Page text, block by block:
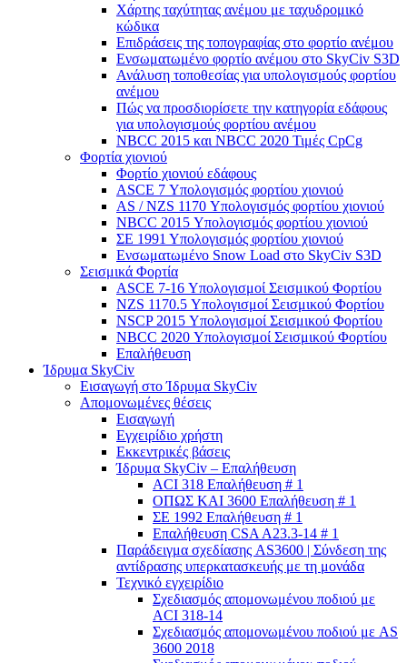
Χάρτης ταχύτητας ανέμου με ταχυδρομικό
κώδικα
Επιδράσεις της τοπογραφίας στο φορτίο ανέμου
Ενσωματωμένο φορτίο ανέμου στο SkyCiv S3D
Ανάλυση τοποθεσίας για υπολογισμούς φορτίου
ανέμου
Πώς να προσδιορίσετε την κατηγορία εδάφους
για υπολογισμούς φορτίου ανέμου
NBCC 2015 και NBCC 2020 Τιμές CpCg
Φορτία χιονιού
Φορτίο χιονιού εδάφους
ASCE 7 Υπολογισμός φορτίου χιονιού
AS / NZS 1170 Υπολογισμός φορτίου χιονιού
NBCC 2015 Υπολογισμός φορτίου χιονιού
ΣΕ 1991 Υπολογισμός φορτίου χιονιού
Ενσωματωμένο Snow Load στο SkyCiv S3D
Σεισμικά Φορτία
ASCE 7-16 Υπολογισμοί Σεισμικού Φορτίου
NZS 1170.5 Υπολογισμοί Σεισμικού Φορτίου
NSCP 2015 Υπολογισμοί Σεισμικού Φορτίου
NBCC 2020 Υπολογισμοί Σεισμικού Φορτίου
Επαλήθευση
Ίδρυμα SkyCiv
Εισαγωγή στο Ίδρυμα SkyCiv
Απομονωμένες θέσεις
Εισαγωγή
Εγχειρίδιο χρήστη
Εκκεντρικές βάσεις
Ίδρυμα SkyCiv – Επαλήθευση
ACI 318 Επαλήθευση # 1
ΟΠΩΣ ΚΑΙ 3600 Επαλήθευση # 1
ΣΕ 1992 Επαλήθευση # 1
Επαλήθευση CSA A23.3-14 # 1
Παράδειγμα σχεδίασης AS3600 | Σύνδεση της
αντίδρασης υπερκατασκευής με τη μονάδα
Τεχνικό εγχειρίδιο
Σχεδιασμός απομονωμένου ποδιού με
ACI 318-14
Σχεδιασμός απομονωμένου ποδιού με AS
3600 2018